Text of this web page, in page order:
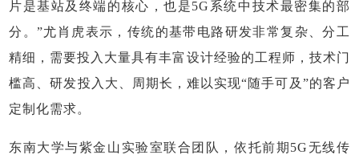
片是基站及终端的核心，也是5G系统中技术最密集的部
分。”尤肖虎表示，传统的基带电路研发非常复杂、分工
精细，需要投入大量具有丰富设计经验的工程师，技术门
槛高、研发投入大、周期长，难以实现“随手可及”的客户
定制化需求。
东南大学与紫金山实验室联合团队，依托前期5G无线传